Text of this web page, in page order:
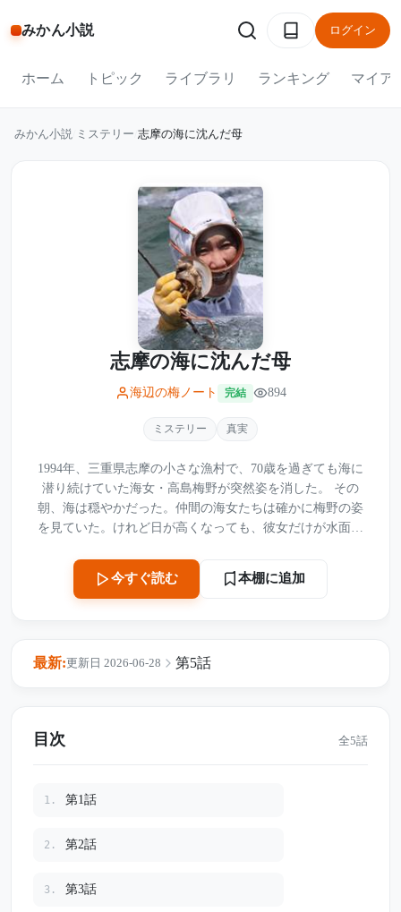
みかん小説 ログイン
ホーム トピック ライブラリ ランキング マイア
みかん小説 ミステリー 志摩の海に沈んだ母
志摩の海に沈んだ母
海辺の梅ノート 完結 894
ミステリー 真実
1994年、三重県志摩の小さな漁村で、70歳を過ぎても海に
潜り続けていた海女・高島梅野が突然姿を消した。 その
朝、海は穏やかだった。仲間の海女たちは確かに梅野の姿
を見ていた。けれど日が高くなっても、彼女だけが水面に
らない。 事故なのか、失踪なのか。 梅野には3人の息子が
いた。東京に住む長男、大阪で商売をする次男、そして島
に残って母の近くで暮らしていた末の息子・正斗。やがて
うに忘れられていった。 それから16年後。 東京・港区で、
どの灰から出てきた金の指輪、そしてタンスの奥に隠され
今すぐ読む 本棚に追加
最新: 第5話
更新日 2026-06-28
目次 全5話
1. 第1話
2. 第2話
3. 第3話